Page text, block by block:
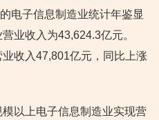
电子信息制造业统计年鉴显
业收入为43,624.3亿元。
收入47,801亿元，同比上涨
以上电子信息制造业实现营